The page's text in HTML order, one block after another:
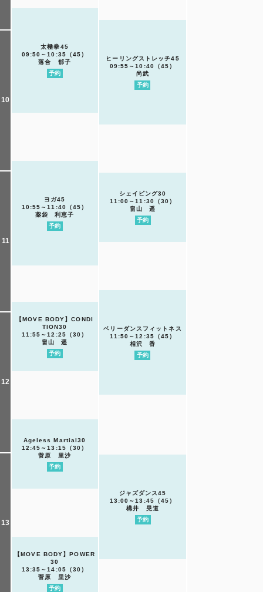
10
11
12
13
太極拳45
09:50～10:35（45）
落合 郁子
予約
ヒーリングストレッチ45
09:55～10:40（45）
尚武
予約
ヨガ45
10:55～11:40（45）
薬袋 利恵子
予約
シェイピング30
11:00～11:30（30）
畠山 遥
予約
ベリーダンスフィットネス
11:50～12:35（45）
相沢 香
予約
【MOVE BODY】CONDI
TION30
11:55～12:25（30）
畠山 遥
予約
Ageless Martial30
12:45～13:15（30）
菅原 里沙
予約
ジャズダンス45
13:00～13:45（45）
構井 晃道
予約
【MOVE BODY】POWER
30
13:35～14:05（30）
菅原 里沙
予約